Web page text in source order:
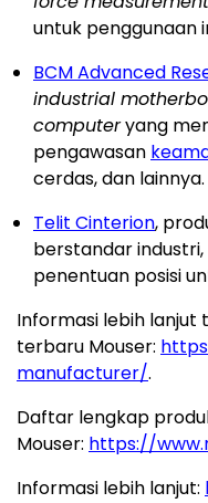
untuk penggunaan
BCM Advanced
industrial
computeryang
pengawasan
cerdas, dan lainnya.
Telit Cinterion,
berstandar
penentuan posisi
Informasi lebih
terbaru Mouser:
manufacturer/.
Daftar lengkap
Mouser: https://
Informasi lebih lanjut: